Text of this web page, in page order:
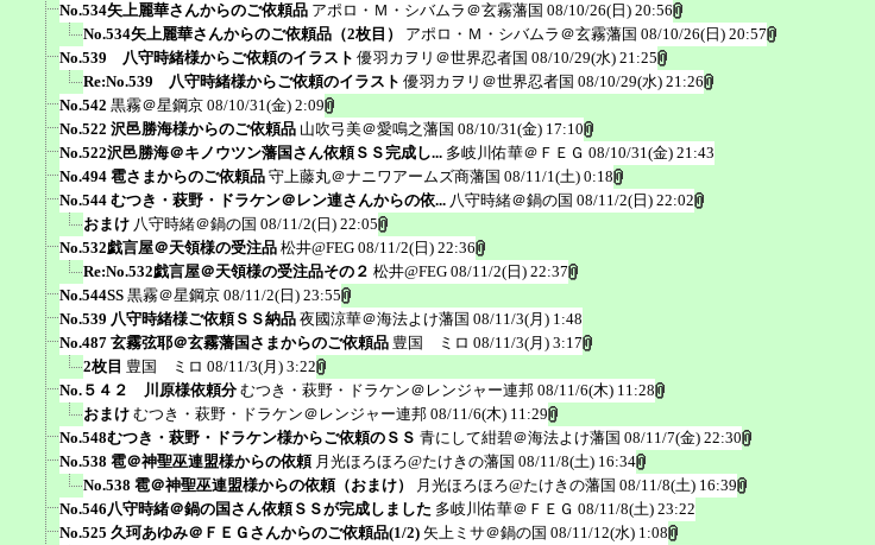
No.534矢上麗華さんからのご依頼品 アポロ・Ｍ・シバムラ＠玄霧藩国 08/10/26(日) 20:56
No.534矢上麗華さんからのご依頼品（2枚目）
アポロ・Ｍ・シバムラ＠玄霧藩国 08/10/26(日) 20:57
No.539 八守時緒様からご依頼のイラスト 優羽カヲリ＠世界忍者国 08/10/29(水) 21:25
Re:No.539 八守時緒様からご依頼のイラスト 優羽カヲリ＠世界忍者国 08/10/29(水) 21:26
No.542 黒霧＠星鋼京 08/10/31(金) 2:09
No.522 沢邑勝海様からのご依頼品 山吹弓美＠愛鳴之藩国 08/10/31(金) 17:10
No.522沢邑勝海＠キノウツン藩国さん依頼ＳＳ完成し... 多岐川佑華＠ＦＥＧ 08/10/31(金) 21:43
No.494 雹さまからのご依頼品 守上藤丸＠ナニワアームズ商藩国 08/11/1(土) 0:18
No.544 むつき・萩野・ドラケン＠レン連さんからの依... 八守時緒＠鍋の国 08/11/2(日) 22:02
おまけ 八守時緒＠鍋の国 08/11/2(日) 22:05
No.532戯言屋＠天領様の受注品 松井@FEG 08/11/2(日) 22:36
Re:No.532戯言屋＠天領様の受注品その２ 松井@FEG 08/11/2(日) 22:37
No.544SS 黒霧＠星鋼京 08/11/2(日) 23:55
No.539 八守時緒様ご依頼ＳＳ納品 夜國涼華＠海法よけ藩国 08/11/3(月) 1:48
No.487 玄霧弦耶＠玄霧藩国さまからのご依頼品 豊国 ミロ 08/11/3(月) 3:17
2枚目 豊国 ミロ 08/11/3(月) 3:22
No.５４２ 川原様依頼分 むつき・萩野・ドラケン＠レンジャー連邦 08/11/6(木) 11:28
おまけ むつき・萩野・ドラケン＠レンジャー連邦 08/11/6(木) 11:29
No.548むつき・萩野・ドラケン様からご依頼のＳＳ 青にして紺碧＠海法よけ藩国 08/11/7(金) 22:30
No.538 雹＠神聖巫連盟様からの依頼 月光ほろほろ@たけきの藩国 08/11/8(土) 16:34
No.538 雹＠神聖巫連盟様からの依頼（おまけ）
月光ほろほろ@たけきの藩国 08/11/8(土) 16:39
No.546八守時緒＠鍋の国さん依頼ＳＳが完成しました 多岐川佑華＠ＦＥＧ 08/11/8(土) 23:22
No.525 久珂あゆみ＠ＦＥＧさんからのご依頼品(1/2) 矢上ミサ＠鍋の国 08/11/12(水) 1:08